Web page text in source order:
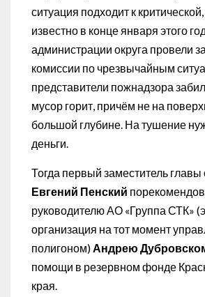
ситуация подходит к
известно в конце января этого
администрации округа провели
комиссии по чрезвычайным
представители пожнадзора
мусор горит, причём не на
большой глубине. На тушение
деньги.
Тогда первый заместитель главы
Евгений Пенский
руководителю АО «Группа СТК»
организация на тот момент
полигоном) Андрею
помощи в резервном фонде
края.